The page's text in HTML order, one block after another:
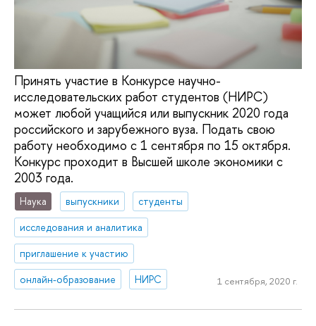
Принять участие в Конкурсе научно-
исследовательских работ студентов (НИРС)
может любой учащийся или выпускник 2020 года
российского и зарубежного вуза. Подать свою
работу необходимо с 1 сентября по 15 октября.
Конкурс проходит в Высшей школе экономики с
2003 года.
Наука выпускники
студенты
исследования и аналитика
приглашение к участию
онлайн-образование
НИРС 1 сентября, 2020 г.